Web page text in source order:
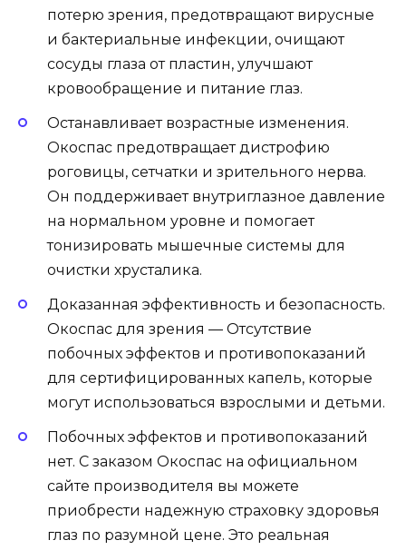
потерю зрения, предотвращают вирусные
и бактериальные инфекции, очищают
сосуды глаза от пластин, улучшают
кровообращение и питание глаз.
Останавливает возрастные изменения.
Окоспас предотвращает дистрофию
роговицы, сетчатки и зрительного нерва.
Он поддерживает внутриглазное давление
на нормальном уровне и помогает
тонизировать мышечные системы для
очистки хрусталика.
Доказанная эффективность и безопасность.
Окоспас для зрения — Отсутствие
побочных эффектов и противопоказаний
для сертифицированных капель, которые
могут использоваться взрослыми и детьми.
Побочных эффектов и противопоказаний
нет. С заказом Окоспас на официальном
сайте производителя вы можете
приобрести надежную страховку здоровья
глаз по разумной цене. Это реальная